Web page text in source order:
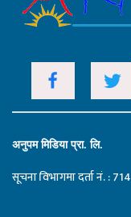
अनुपम मिडिया प्रा. लि.
सूचना विभागमा दर्ता नं. : 714